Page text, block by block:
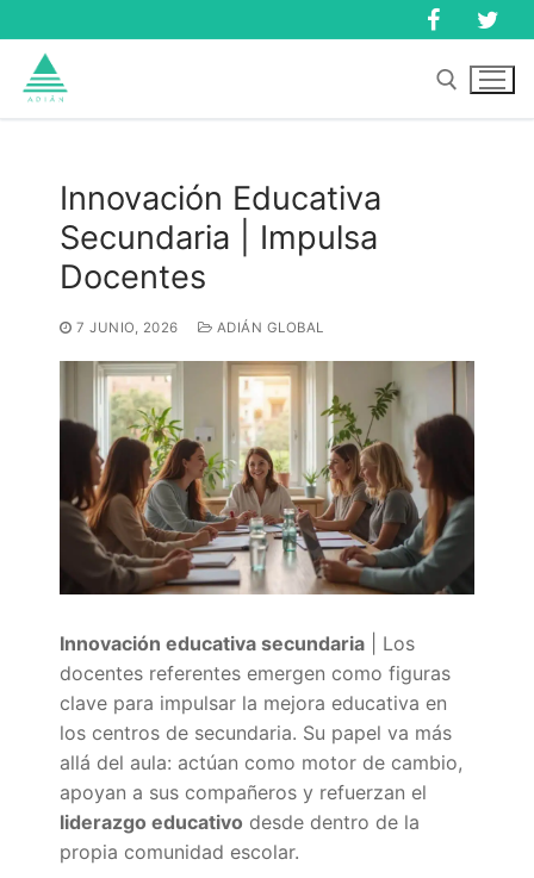
al
contenido
Buscar:
Inicio
Quiénes somos
Adián Almería
Adián Cádiz
Adián Córdoba
Adián Granada
Adián Huelva
Noticias
Enlaces
Consejería de Educación
FEDADi
Normativa ADIDE
Contacto
Hazte Socio
Innovación Educativa
Secundaria | Impulsa
Docentes
7 JUNIO, 2026 ADIÁN GLOBAL
Innovación educativa secundaria | Los
docentes referentes emergen como figuras
clave para impulsar la mejora educativa en
los centros de secundaria. Su papel va más
allá del aula: actúan como motor de cambio,
apoyan a sus compañeros y refuerzan el
liderazgo educativo desde dentro de la
propia comunidad escolar.